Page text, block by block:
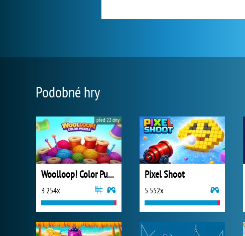
Podobné hry
Woolloop! Color Puzzle
3 254x
před 22 dny
Pixel Shoot
5 552x